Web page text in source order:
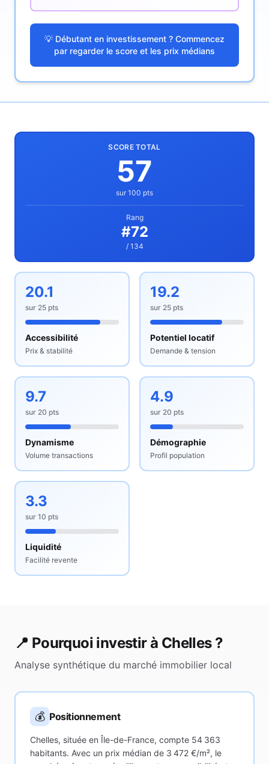
💡 Débutant en investissement ? Commencez
par regarder le score et les prix médians
SCORE TOTAL
57
sur 100 pts
Rang
#72
/ 134
20.1
sur 25 pts
Accessibilité
Prix & stabilité
19.2
sur 25 pts
Potentiel locatif
Demande & tension
9.7
sur 20 pts
Dynamisme
Volume transactions
4.9
sur 20 pts
Démographie
Profil population
3.3
sur 10 pts
Liquidité
Facilité revente
📍 Pourquoi investir à Chelles?
Analyse synthétique du marché immobilier local
💰 Positionnement
Chelles, située en Île-de-France, compte 54 363
habitants. Avec un prix médian de 3 472 €/m², le